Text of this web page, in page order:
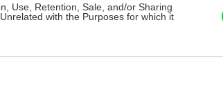
Use, Retention, Sale, and/or Sharing
with the Purposes for which it